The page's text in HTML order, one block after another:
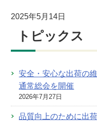
2025年5月14日
トピックス
安全・安心な出荷の
通常総会を開催
2026年7月27日
品質向上のために出